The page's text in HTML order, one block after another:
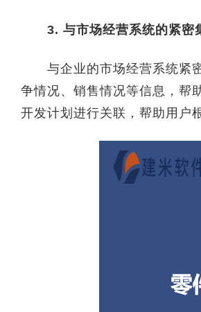
3. 与市场经营系统的紧密
与企业的市场经营系统紧密
争情况、销售情况等信息，帮
开发计划进行关联，帮助用户